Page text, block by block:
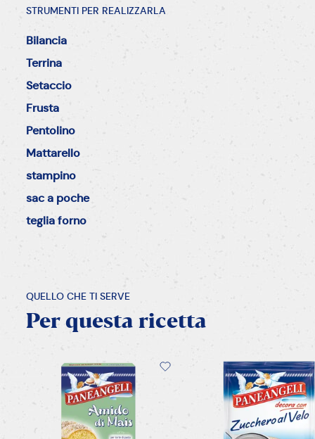
STRUMENTI PER REALIZZARLA
Bilancia
Terrina
Setaccio
Frusta
Pentolino
Mattarello
stampino
sac a poche
teglia forno
QUELLO CHE TI SERVE
Per questa ricetta